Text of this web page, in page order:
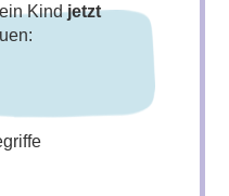
Kindjetzt